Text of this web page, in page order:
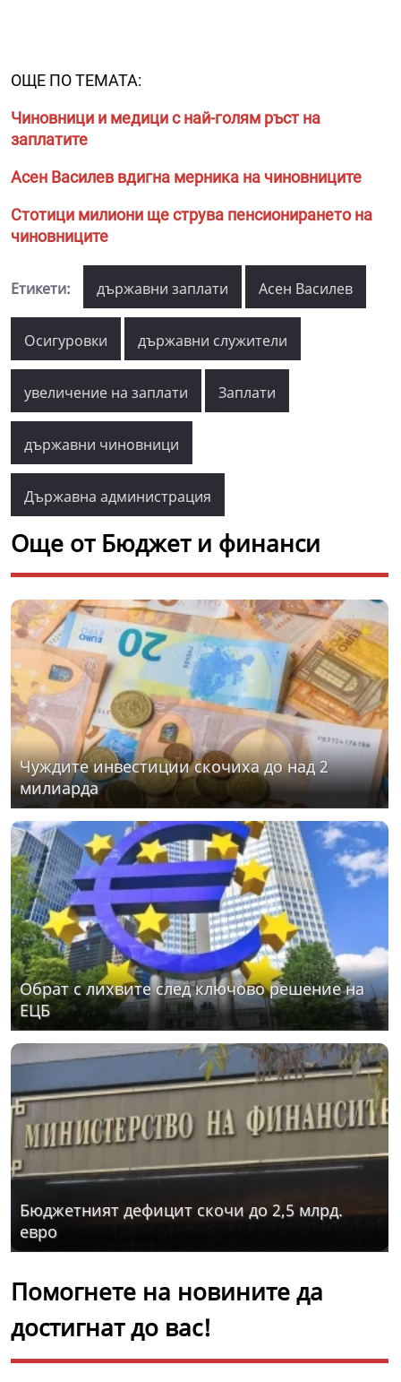
ОЩЕ ПО ТЕМАТА:
Чиновници и медици с най-голям ръст на
заплатите
Асен Василев вдигна мерника на чиновниците
Стотици милиони ще струва пенсионирането на
чиновниците
Етикети: държавни заплати Асен Василев
Осигуровки държавни служители
увеличение на заплати Заплати
държавни чиновници
Държавна администрация
Още от Бюджет и финанси
Чуждите инвестиции скочиха до над 2
милиарда
Обрат с лихвите след ключово решение на
ЕЦБ
Бюджетният дефицит скочи до 2,5 млрд.
евро
Помогнете на новините да
достигнат до вас!